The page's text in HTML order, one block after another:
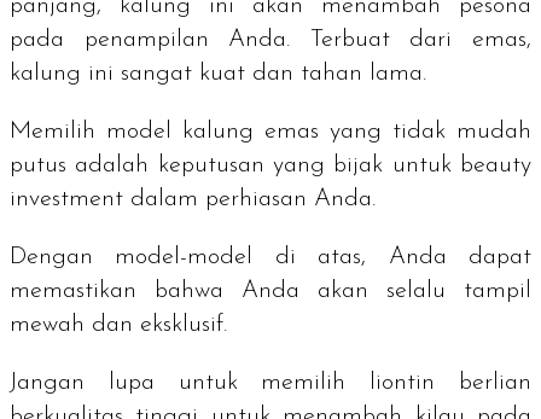
panjang, kalung ini akan menambah pesona
pada penampilan Anda. Terbuat dari emas,
kalung ini sangat kuat dan tahan lama.
Memilih model kalung emas yang tidak mudah
putus adalah keputusan yang bijak untuk beauty
investment dalam perhiasan Anda.
Dengan model-model di atas, Anda dapat
memastikan bahwa Anda akan selalu tampil
mewah dan eksklusif.
Jangan lupa untuk memilih liontin berlian